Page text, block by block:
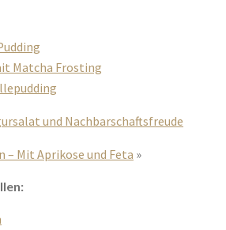
Matcha Frosting
und Nachbarschaftsfreude
– Mit Aprikose und Feta »